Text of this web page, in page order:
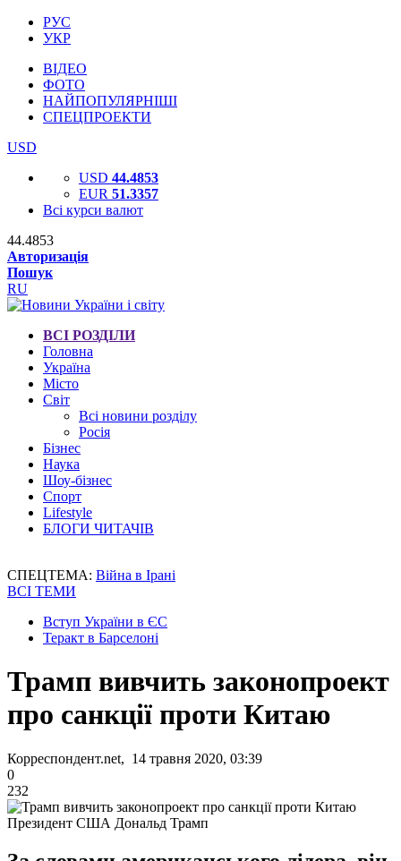
РУС
УКР
ВІДЕО
ФОТО
НАЙПОПУЛЯРНІШІ
СПЕЦПРОЕКТИ
USD
USD 44.4853
EUR 51.3357
Всі курси валют
44.4853
Авторизація
Пошук
RU
ВСІ РОЗДІЛИ
Головна
Україна
Місто
Світ
Всі новини розділу
Росія
Бізнес
Наука
Шоу-бізнес
Спорт
Lifestyle
БЛОГИ ЧИТАЧІВ
СПЕЦТЕМА: Війна в Ірані
ВСІ ТЕМИ
Вступ України в ЄС
Теракт в Барселоні
Трамп вивчить законопроект
про санкції проти Китаю
Корреспондент.net, 14 травня 2020, 03:39
0
232
Президент США Дональд Трамп